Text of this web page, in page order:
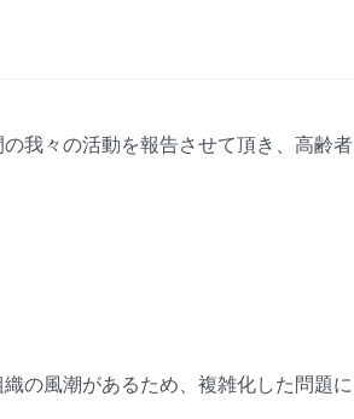
我々の活動を報告させて頂き、高齢者
の風潮があるため、複雑化した問題に